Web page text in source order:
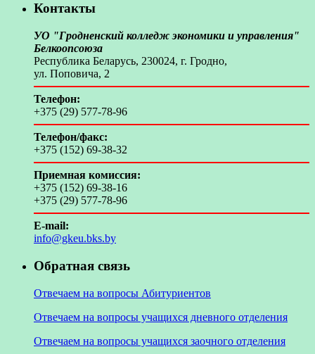
Контакты
УО "Гродненский колледж экономики и управления"
Белкоопсоюза
Республика Беларусь, 230024, г. Гродно,
ул. Поповича, 2
Телефон:
+375 (29) 577-78-96
Телефон/факс:
+375 (152) 69-38-32
Приемная комиссия:
+375 (152) 69-38-16
+375 (29) 577-78-96
E-mail:
info@gkeu.bks.by
Обратная связь
Отвечаем на вопросы Абитуриентов
Отвечаем на вопросы учащихся дневного отделения
Отвечаем на вопросы учащихся заочного отделения